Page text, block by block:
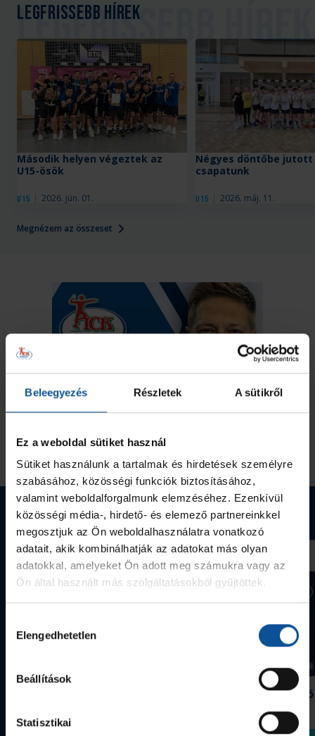
Beleegyezés Részletek A sütikről
Ez a weboldal sütiket használ
Sütiket használunk a tartalmak és hirdetések személyre
szabásához, közösségi funkciók biztosításához,
valamint weboldalforgalmunk elemzéséhez. Ezenkívül
közösségi média-, hirdető- és elemező partnereinkkel
megosztjuk az Ön weboldalhasználatra vonatkozó
adatait, akik kombinálhatják az adatokat más olyan
adatokkal, amelyeket Ön adott meg számukra vagy az
Ön által használt más szolgáltatásokból gyűjtöttek.
kiválasztása
Elengedhetetlen
Beállítások
Statisztikai
Legfrissebb hírek
Megnézem az összeset
U15 2026. jún. 01.
Második helyen végeztek az
U15-ösök
U15 2026. máj. 11.
Négyes döntőbe jutott
csapatunk
Webshop termékek
Szeged
1 090 Ft